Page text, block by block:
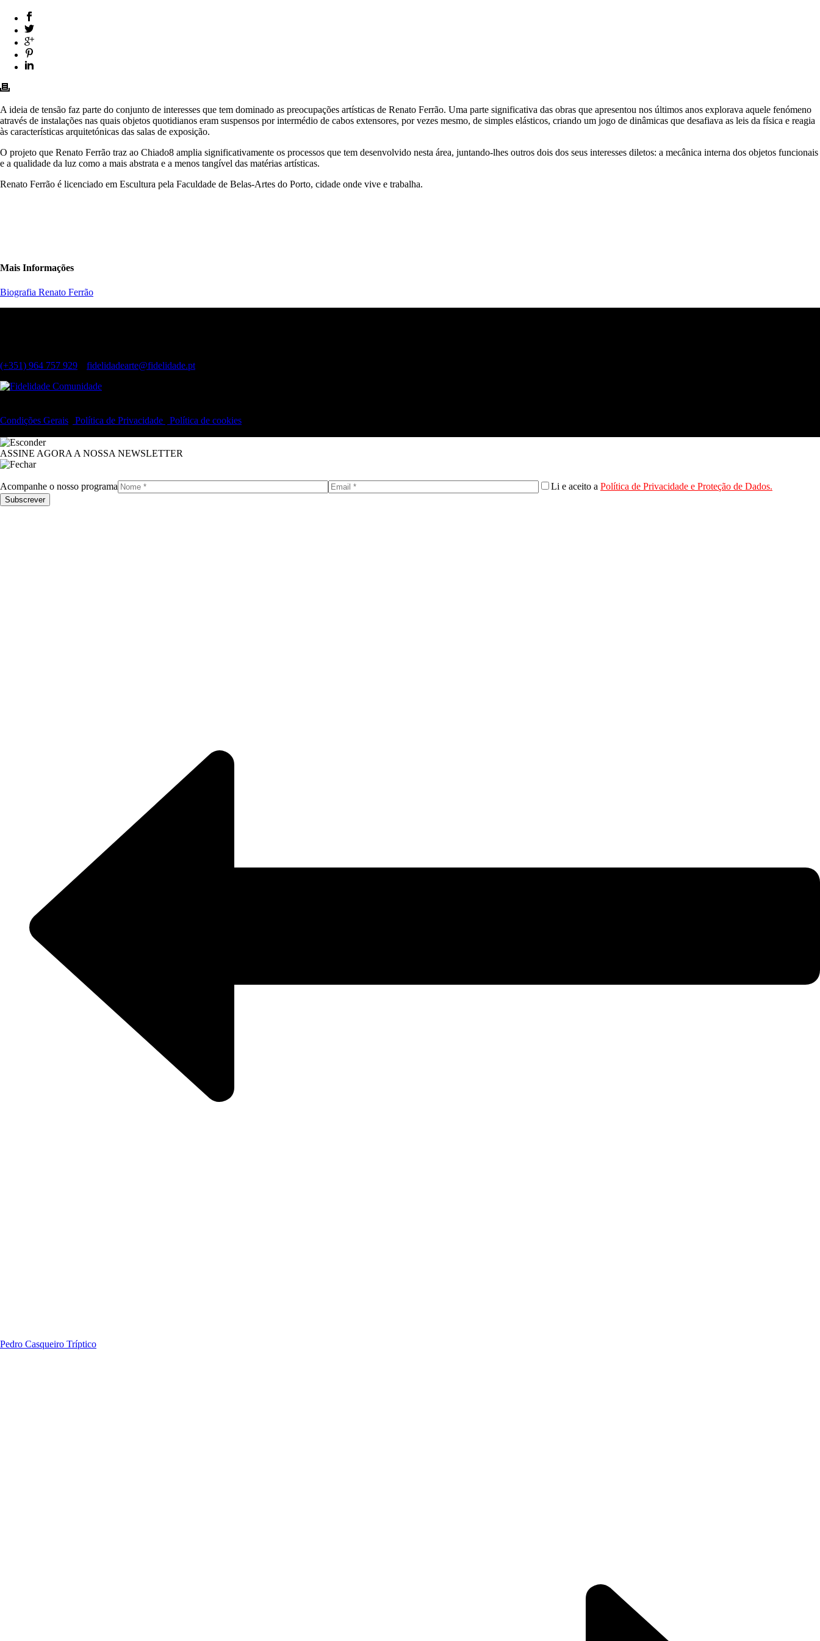
A ideia de tensão faz parte do conjunto de interesses que tem dominado as preocupações artísticas de Renato Ferrão. Uma parte significativa das obras que apresentou nos últimos anos explorava aquele fenómeno
através de instalações nas quais objetos quotidianos eram suspensos por intermédio de cabos extensores, por vezes mesmo, de simples elásticos, criando um jogo de dinâmicas que desafiava as leis da física e reagia
às características arquitetónicas das salas de exposição.
O projeto que Renato Ferrão traz ao Chiado8 amplia significativamente os processos que tem desenvolvido nesta área, juntando-lhes outros dois dos seus interesses diletos: a mecânica interna dos objetos funcionais
e a qualidade da luz como a mais abstrata e a menos tangível das matérias artísticas.
Renato Ferrão é licenciado em Escultura pela Faculdade de Belas-Artes do Porto, cidade onde vive e trabalha.
Mais Informações
Biografia Renato Ferrão
(+351) 964 757 929
fidelidadearte@fidelidade.pt
Condições Gerais Política de Privacidade
Política de cookies
ASSINE AGORA A NOSSA NEWSLETTER
Acompanhe o nosso programa Li e aceito a Política de Privacidade e Proteção de Dados.
Pedro Casqueiro Tríptico